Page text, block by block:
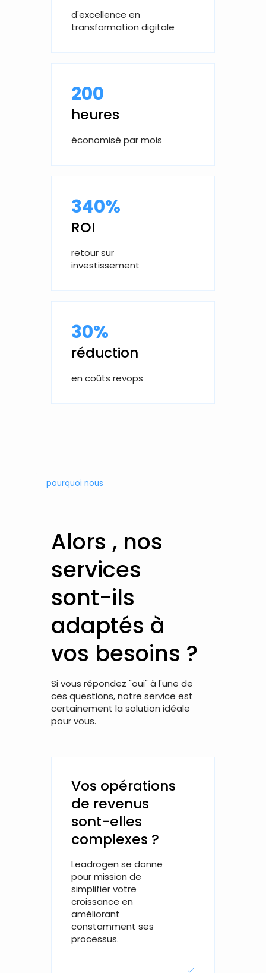
d'excellence en
transformation digitale
200
heures
économisé par mois
340%
ROI
retour sur
investissement
30%
réduction
en coûts revops
pourquoi nous
Alors , nos
services
sont-ils
adaptés à
vos besoins ?
Si vous répondez "oui" à l'une de
ces questions, notre service est
certainement la solution idéale
pour vous.
Vos opérations
de revenus
sont-elles
complexes ?
Leadrogen se donne
pour mission de
simplifier votre
croissance en
améliorant
constamment ses
processus.